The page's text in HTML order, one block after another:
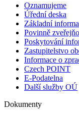
Oznamujeme
Úřední deska
Základní
Povinně
Poskytování
Zastupitelstvo
Informace o
Czech POINT
E-Podatelna
Další služby OÚ
Dokumenty